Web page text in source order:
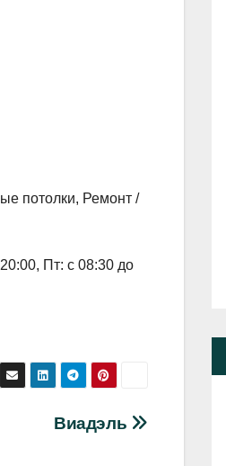
потолки, Ремонт /
Пт: с 08:30 до
Виадэль